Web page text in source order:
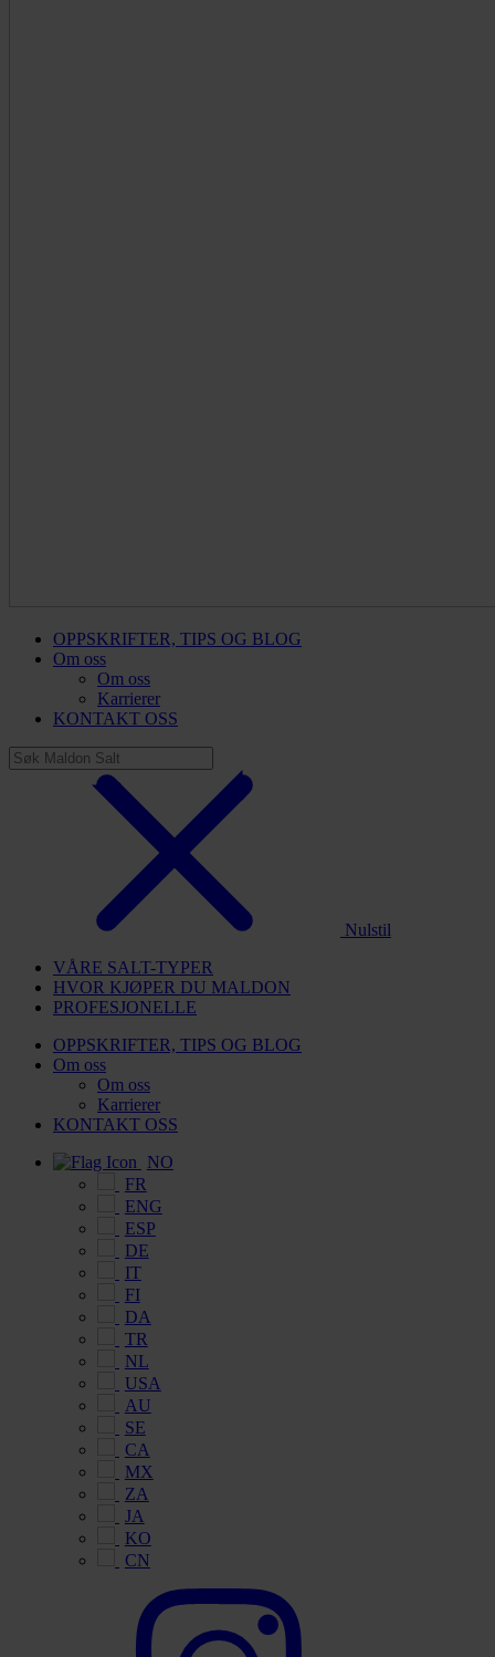
OPPSKRIFTER, TIPS OG BLOG
Om oss
Om oss
Karrierer
KONTAKT OSS
Nulstil
VÅRE SALT-TYPER
HVOR KJØPER DU MALDON
PROFESJONELLE
OPPSKRIFTER, TIPS OG BLOG
Om oss
Om oss
Karrierer
KONTAKT OSS
NO
FR
ENG
ESP
DE
IT
FI
DA
TR
NL
USA
AU
SE
CA
MX
ZA
JA
KO
CN